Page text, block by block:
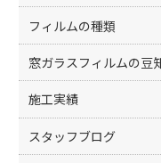
フィルムの種類
窓ガラスフィルムの豆
施工実績
スタッフブログ